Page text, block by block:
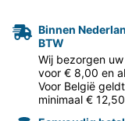
Binnen
BTW
Wij bezorgen
voor € 8,00 en
Voor België
minimaal € 12,50